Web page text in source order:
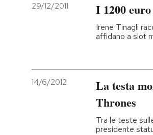
29/12/2011 I 1200
Irene Tinagli
affidano a slot
14/6/2012
La testa
Thrones
Tra le teste
presidente